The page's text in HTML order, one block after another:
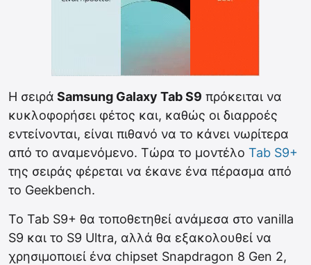
Η σειρά Samsung Galaxy Tab S9 πρόκειται να
κυκλοφορήσει φέτος και, καθώς οι διαρροές
εντείνονται, είναι πιθανό να το κάνει νωρίτερα
από το αναμενόμενο. Τώρα το μοντέλο Tab S9+
της σειράς φέρεται να έκανε ένα πέρασμα από
το Geekbench.
Το Tab S9+ θα τοποθετηθεί ανάμεσα στο vanilla
S9 και το S9 Ultra, αλλά θα εξακολουθεί να
χρησιμοποιεί ένα chipset Snapdragon 8 Gen 2,